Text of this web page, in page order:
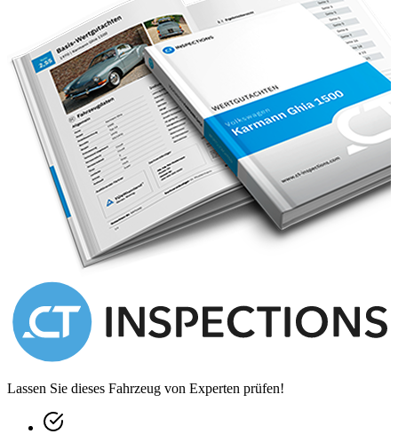
Lassen Sie dieses Fahrzeug von Experten prüfen!